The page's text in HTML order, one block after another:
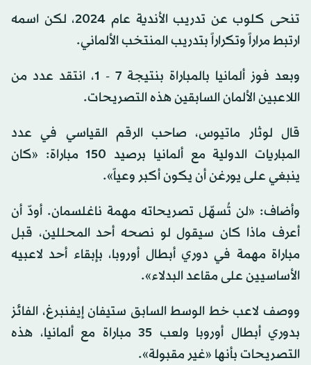
تنحى كلوب عن تدريب الأندية عام 2024، لكن اسمه
ارتبط مراراً وتكراراً بتدريب المنتخب الألماني.
وبعد فوز ألمانيا بالمباراة بنتيجة 7 - 1، انتقد عدد من
اللاعبين الألمان السابقين هذه التصريحات.
قال لوثار ماتيوس، صاحب الرقم القياسي في عدد
المباريات الدولية مع ألمانيا برصيد 150 مباراة: «كان
ينبغي على يورغن أن يكون أكبر وعياً».
وأضاف: «لن تُسهّل تصريحاته مهمة ناغلسمان. أودّ أن
أعرف ماذا كان سيقول لو نصحه أحد المحللين، قبل
مباراة مهمة في دوري أبطال أوروبا، بإبقاء أحد لاعبيه
الأساسيين على مقاعد البدلاء».
ووصف لاعب خط الوسط السابق ستيفان إيفنبرغ، الفائز
بدوري أبطال أوروبا ولعب 35 مباراة مع ألمانيا، هذه
التصريحات بأنها «غير مقبولة».